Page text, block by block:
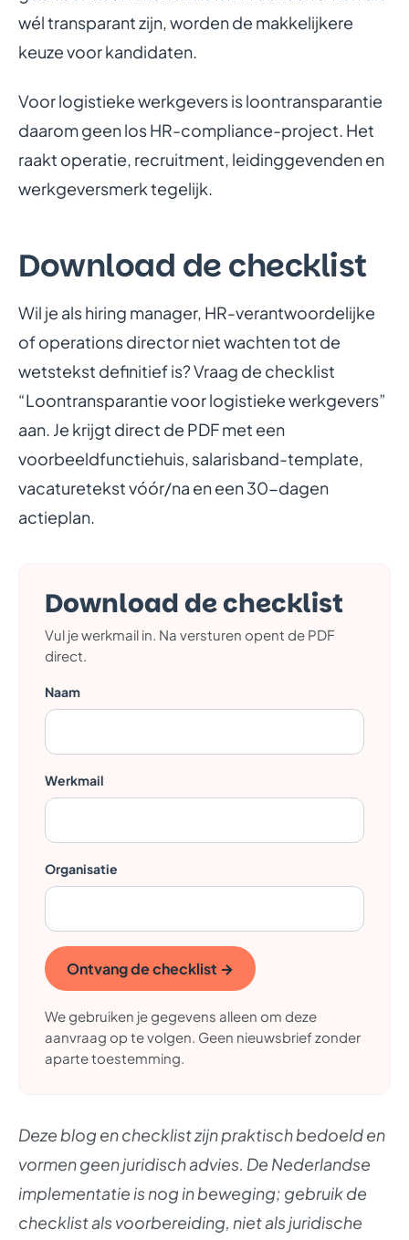
wél transparant zijn, worden de makkelijkere
keuze voor kandidaten.
Voor logistieke werkgevers is loontransparantie
daarom geen los HR-compliance-project. Het
raakt operatie, recruitment, leidinggevenden en
werkgeversmerk tegelijk.
Download de checklist
Wil je als hiring manager, HR-verantwoordelijke
of operations director niet wachten tot de
wetstekst definitief is? Vraag de checklist
“Loontransparantie voor logistieke werkgevers”
aan. Je krijgt direct de PDF met een
voorbeeldfunctiehuis, salarisband-template,
vacaturetekst vóór/na en een 30-dagen
actieplan.
Download de checklist
Vul je werkmail in. Na versturen opent de PDF
direct.
Naam
Werkmail
Organisatie
Ontvang de checklist →
We gebruiken je gegevens alleen om deze
aanvraag op te volgen. Geen nieuwsbrief zonder
aparte toestemming.
Deze blog en checklist zijn praktisch bedoeld en
vormen geen juridisch advies. De Nederlandse
implementatie is nog in beweging; gebruik de
checklist als voorbereiding, niet als juridische